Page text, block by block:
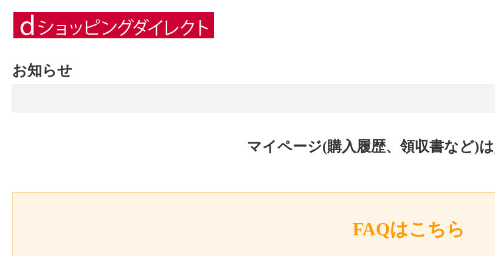
お知らせ
マイページ(購入履歴、領収書など)は
FAQはこちら